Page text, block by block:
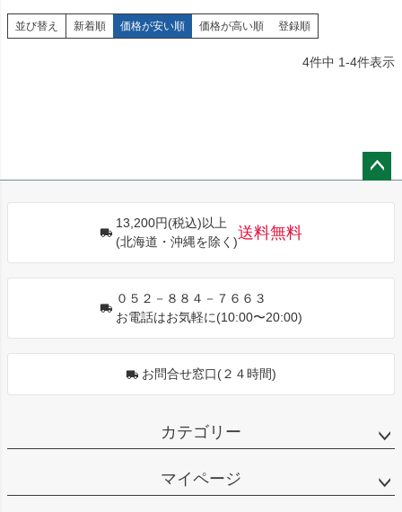
並び替え 新着順 価格が安い順 価格が高い順 登録順
4件中 1-4件表示
13,200円(税込)以上
(北海道・沖縄を除く)
送料無料
０５２－８８４－７６６３
お電話はお気軽に(10:00〜20:00)
お問合せ窓口(２４時間)
カテゴリー
マイページ